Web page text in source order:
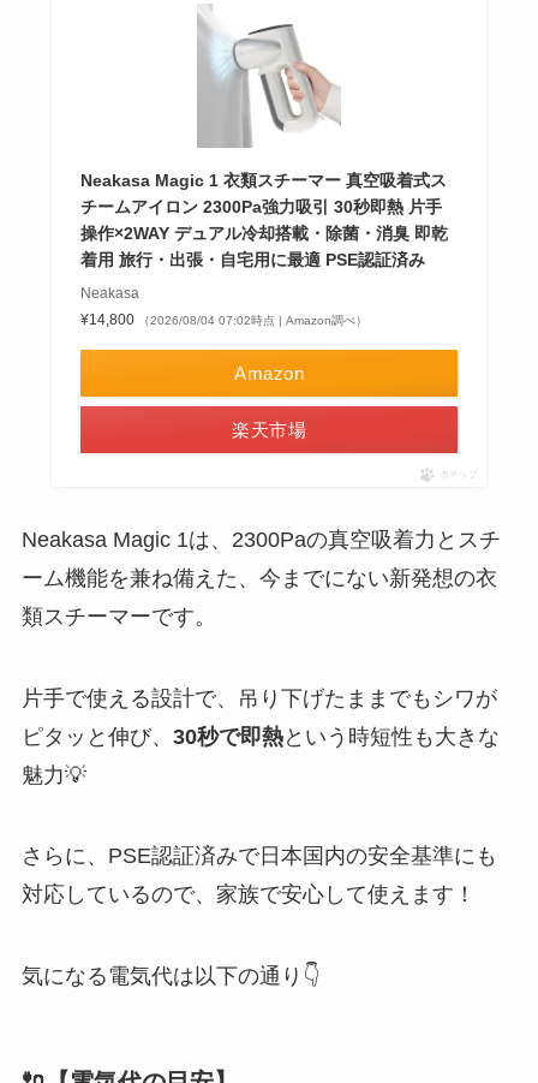
Neakasa Magic 1 衣類スチーマー 真空吸着式ス
チームアイロン 2300Pa強力吸引 30秒即熱 片手
操作×2WAY デュアル冷却搭載・除菌・消臭 即乾
着用 旅行・出張・自宅用に最適 PSE認証済み
Neakasa
¥14,800
（2026/08/04 07:02時点 | Amazon調べ）
Amazon
楽天市場
ポチップ
Neakasa Magic 1は、2300Paの真空吸着力とスチ
ーム機能を兼ね備えた、今までにない新発想の衣
類スチーマーです。
片手で使える設計で、吊り下げたままでもシワが
ピタッと伸び、 30秒で即熱という時短性も大きな
魅力💡
さらに、PSE認証済みで日本国内の安全基準にも
対応しているので、家族で安心して使えます！
気になる電気代は以下の通り👇